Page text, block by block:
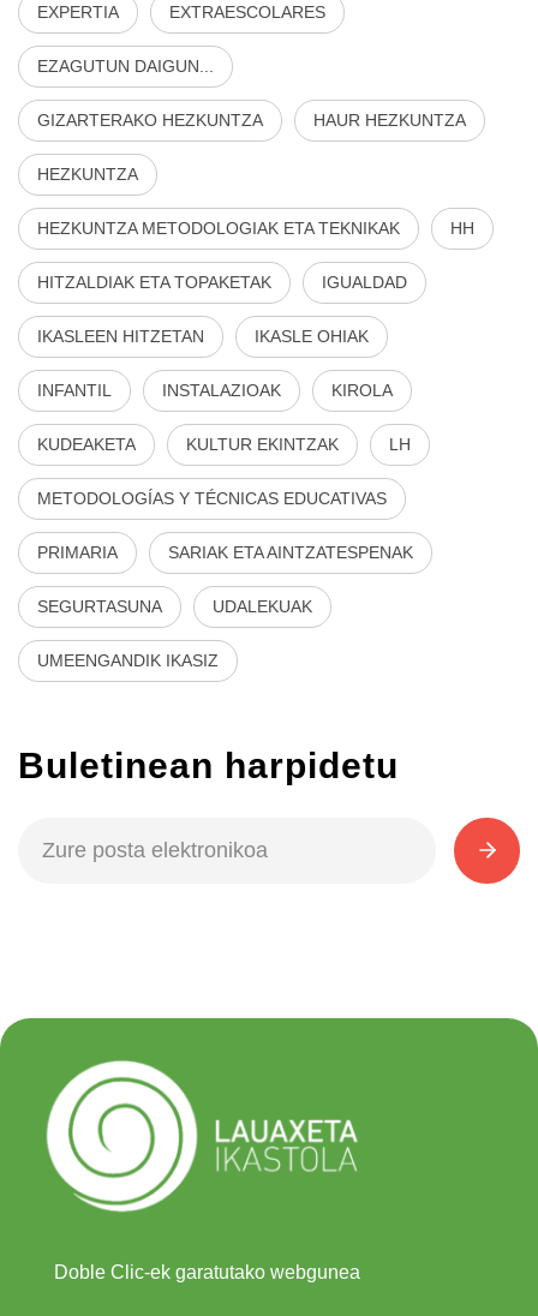
EXPERTIA EXTRAESCOLARES
EZAGUTUN DAIGUN...
GIZARTERAKO HEZKUNTZA HAUR HEZKUNTZA
HEZKUNTZA
HEZKUNTZA METODOLOGIAK ETA TEKNIKAK HH
HITZALDIAK ETA TOPAKETAK IGUALDAD
IKASLEEN HITZETAN IKASLE OHIAK
INFANTIL INSTALAZIOAK KIROLA
KUDEAKETA KULTUR EKINTZAK LH
METODOLOGÍAS Y TÉCNICAS EDUCATIVAS
PRIMARIA SARIAK ETA AINTZATESPENAK
SEGURTASUNA UDALEKUAK
UMEENGANDIK IKASIZ
Buletinean harpidetu
Doble Clic-ek garatutako webgunea